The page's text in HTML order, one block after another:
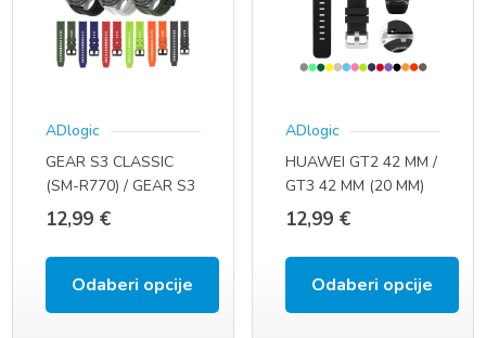
varijanti.
Opcije
mogu
odabrati
na
proizvoda
varijanti.
Opcije
mogu
odabrati
na
proizvoda
ADlogic
GEAR S3 CLASSIC
(SM-R770) / GEAR S3
FRONTIER (SM-R760)
(22 MM)
12,99 €
Odaberi opcije
ADlogic
HUAWEI GT2 42 MM /
GT3 42 MM (20 MM)
12,99 €
Odaberi opcije